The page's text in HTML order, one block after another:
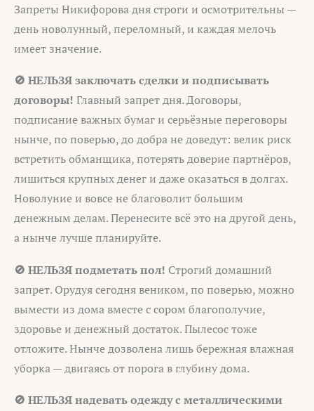
Запреты Никифорова дня строги и осмотрительны —
день новолунный, переломный, и каждая мелочь
имеет значение.
🚫 НЕЛЬЗЯ заключать сделки и подписывать
договоры! Главный запрет дня. Договоры,
подписание важных бумаг и серьёзные переговоры
нынче, по поверью, до добра не доведут: велик риск
встретить обманщика, потерять доверие партнёров,
лишиться крупных денег и даже оказаться в долгах.
Новолуние и вовсе не благоволит большим
денежным делам. Перенесите всё это на другой день,
а нынче лучше планируйте.
🚫 НЕЛЬЗЯ подметать пол! Строгий домашний
запрет. Орудуя сегодня веником, по поверью, можно
вымести из дома вместе с сором благополучие,
здоровье и денежный достаток. Пылесос тоже
отложите. Нынче дозволена лишь бережная влажная
уборка — двигаясь от порога в глубину дома.
🚫 НЕЛЬЗЯ надевать одежду с металлическими